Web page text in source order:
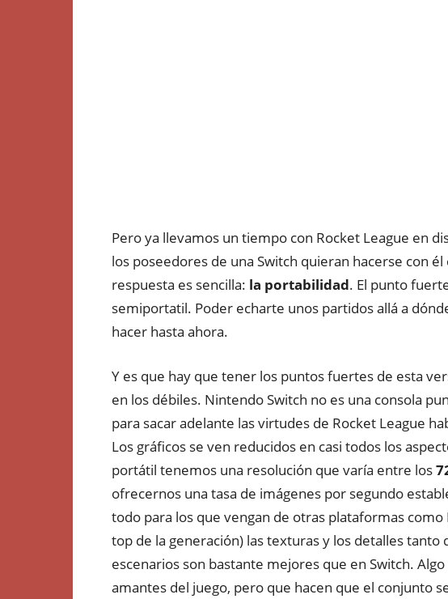
Pero ya llevamos un tiempo con Rocket League en
los poseedores de una Switch quieran hacerse con
respuesta es sencilla: la portabilidad. El punto
semiportatil. Poder echarte unos partidos allá a
hacer hasta ahora.
Y es que hay que tener los puntos fuertes de esta
en los débiles. Nintendo Switch no es una consola
para sacar adelante las virtudes de Rocket League
Los gráficos se ven reducidos en casi todos los
portátil tenemos una resolución que varía entre los
ofrecernos una tasa de imágenes por segundo
todo para los que vengan de otras plataformas como
top de la generación) las texturas y los detalles tanto
escenarios son bastante mejores que en Switch.
amantes del juego, pero que hacen que el conjunto